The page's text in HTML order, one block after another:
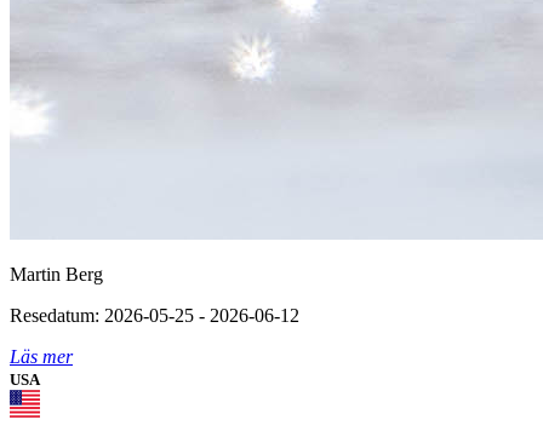
Martin Berg
Resedatum: 2026-05-25 - 2026-06-12
Läs mer
USA